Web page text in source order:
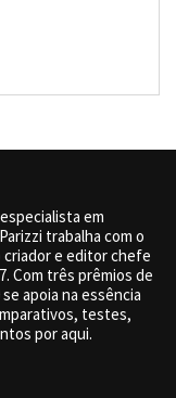
em
trabalha com o
criador e editor chefe
Com três prêmios de
apoia na essência
testes,
por aqui.